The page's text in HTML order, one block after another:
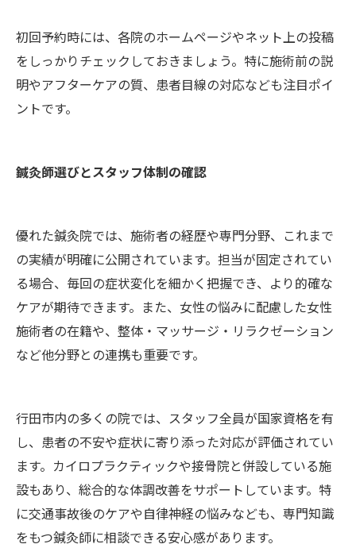
初回予約時には、各院のホームページやネット上の投稿
をしっかりチェックしておきましょう。特に施術前の説
明やアフターケアの質、患者目線の対応なども注目ポイ
ントです。
鍼灸師選びとスタッフ体制の確認
優れた鍼灸院では、施術者の経歴や専門分野、これまで
の実績が明確に公開されています。担当が固定されてい
る場合、毎回の症状変化を細かく把握でき、より的確な
ケアが期待できます。また、女性の悩みに配慮した女性
施術者の在籍や、整体・マッサージ・リラクゼーション
など他分野との連携も重要です。
行田市内の多くの院では、スタッフ全員が国家資格を有
し、患者の不安や症状に寄り添った対応が評価されてい
ます。カイロプラクティックや接骨院と併設している施
設もあり、総合的な体調改善をサポートしています。特
に交通事故後のケアや自律神経の悩みなども、専門知識
をもつ鍼灸師に相談できる安心感があります。